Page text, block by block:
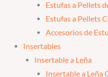
Estufas a Pellets
Estufas a Pellets
Accesorios de
Insertables
Insertable a Leña
Insertable a Leña